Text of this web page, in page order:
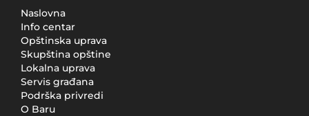
Naslovna
Info centar
Opštinska uprava
Skupština opštine
Lokalna uprava
Servis građana
Podrška privredi
O Baru